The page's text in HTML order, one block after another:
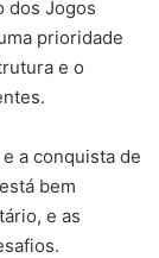
dos Jogos
prioridade
e o
a conquista de
bem
e as